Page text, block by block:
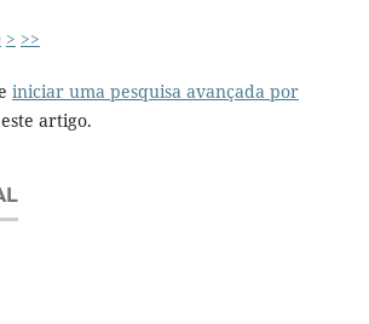
> >>
iniciar uma pesquisa avançada por
artigo.